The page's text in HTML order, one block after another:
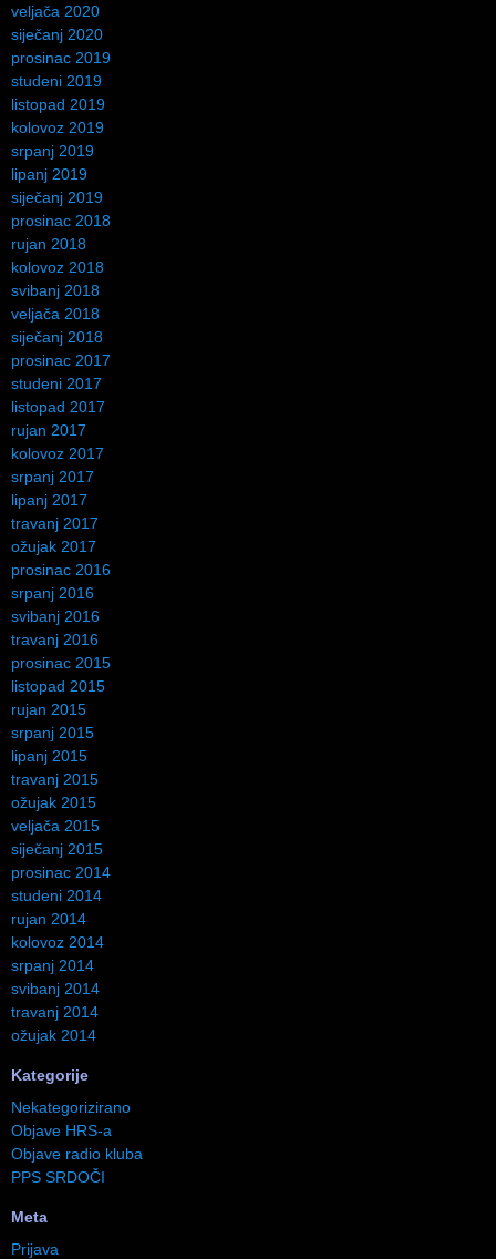
veljača 2020
siječanj 2020
prosinac 2019
studeni 2019
listopad 2019
kolovoz 2019
srpanj 2019
lipanj 2019
siječanj 2019
prosinac 2018
rujan 2018
kolovoz 2018
svibanj 2018
veljača 2018
siječanj 2018
prosinac 2017
studeni 2017
listopad 2017
rujan 2017
kolovoz 2017
srpanj 2017
lipanj 2017
travanj 2017
ožujak 2017
prosinac 2016
srpanj 2016
svibanj 2016
travanj 2016
prosinac 2015
listopad 2015
rujan 2015
srpanj 2015
lipanj 2015
travanj 2015
ožujak 2015
veljača 2015
siječanj 2015
prosinac 2014
studeni 2014
rujan 2014
kolovoz 2014
srpanj 2014
svibanj 2014
travanj 2014
ožujak 2014
Kategorije
Nekategorizirano
Objave HRS-a
Objave radio kluba
PPS SRDOČI
Meta
Prijava